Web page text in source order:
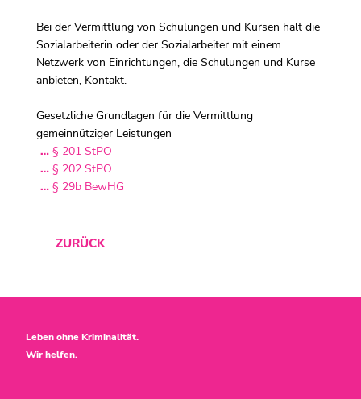
Bei der Vermittlung von Schulungen und Kursen hält die
Sozialarbeiterin oder der Sozialarbeiter mit einem
Netzwerk von Einrichtungen, die Schulungen und Kurse
anbieten, Kontakt.
Gesetzliche Grundlagen für die Vermittlung
gemeinnütziger Leistungen
§ 201 StPO
§ 202 StPO
§ 29b BewHG
ZURÜCK
Leben ohne Kriminalität.
Wir helfen.